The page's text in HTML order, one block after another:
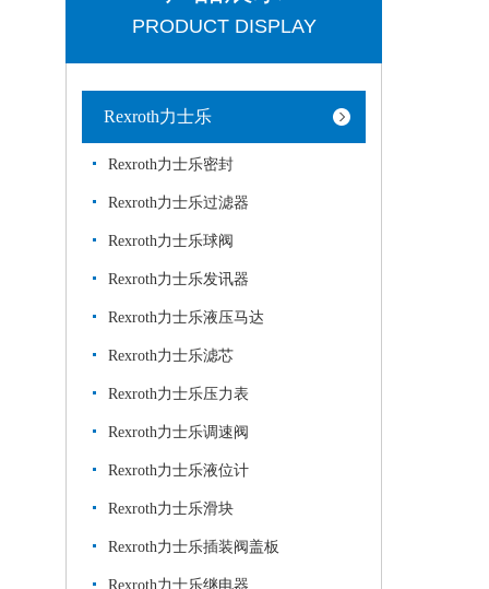
PRODUCT DISPLAY
Rexroth力士乐
Rexroth力士乐密封
Rexroth力士乐过滤器
Rexroth力士乐球阀
Rexroth力士乐发讯器
Rexroth力士乐液压马达
Rexroth力士乐滤芯
Rexroth力士乐压力表
Rexroth力士乐调速阀
Rexroth力士乐液位计
Rexroth力士乐滑块
Rexroth力士乐插装阀盖板
Rexroth力士乐继电器